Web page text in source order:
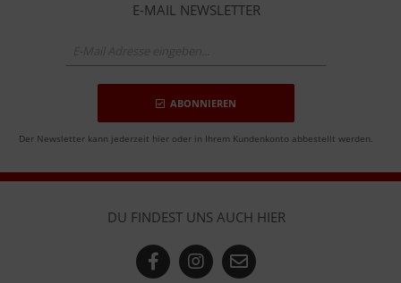
E-MAIL NEWSLETTER
ABONNIEREN
Der Newsletter kann jederzeit hier oder in Ihrem Kundenkonto abbestellt werden.
DU FINDEST UNS AUCH HIER